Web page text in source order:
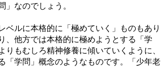
なのでしょう。
ルに本格的に「極めていく」ものもあり
、他方では本格的に極めようとする「学
もむしろ精神修養に傾いていくように、
「学問」概念のようなものです。「少年老